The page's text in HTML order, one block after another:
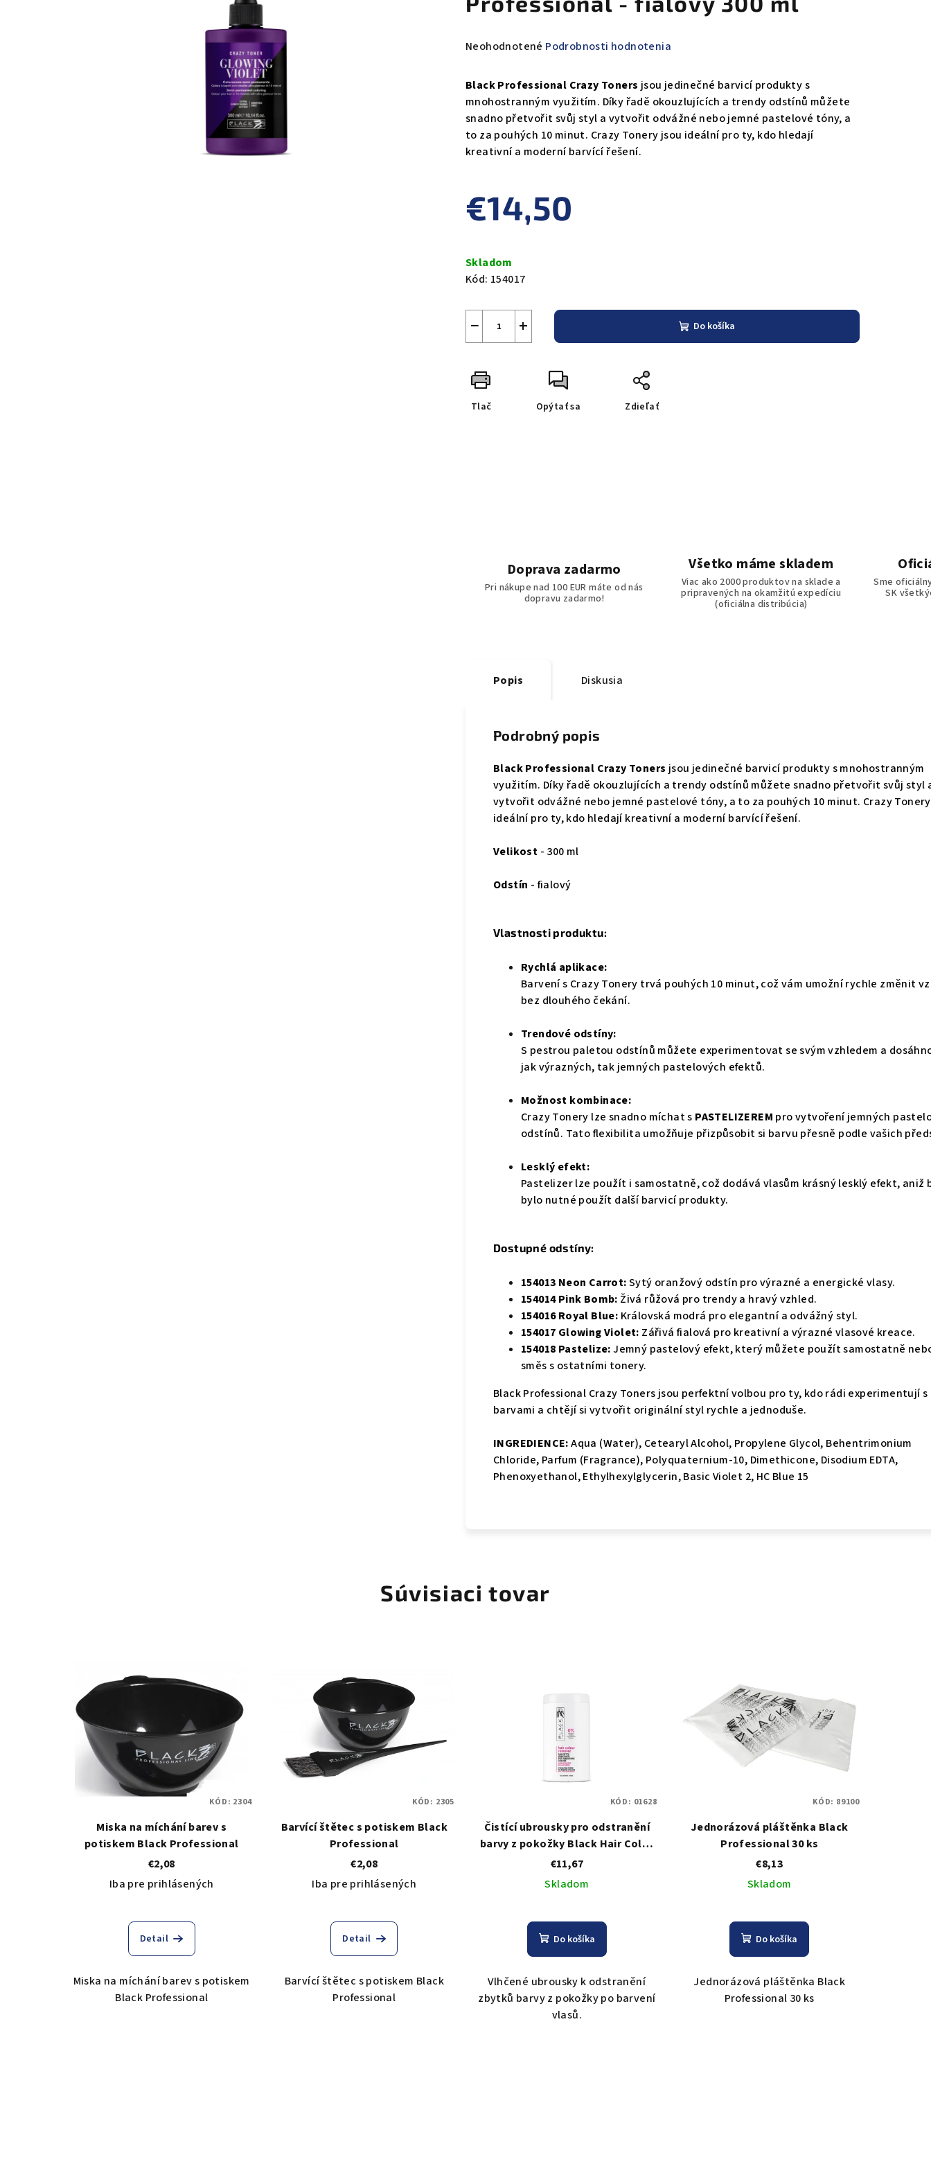
Priemerné
produktu
z
5
Neohodnotené Podrobnosti hodnotenia
Black Professional Crazy Toners jsou jedinečné barvicí produkty s
mnohostranným využitím. Díky řadě okouzlujících a trendy odstínů můžete
snadno přetvořit svůj styl a vytvořit odvážné nebo jemné pastelové tóny, a
to za pouhých 10 minut. Crazy Tonery jsou ideální pro ty, kdo hledají
kreativní a moderní barvící řešení.
€14,50
cena:
Skladom
Kód: 154017
+
− Do košíka
Tlač Opýtať sa Zdieľať
Doprava zadarmo
Pri nákupe nad 100 EUR máte od nás
dopravu zadarmo!
Všetko máme skladem
Viac ako 2000 produktov na sklade a
pripravených na okamžitú expedíciu
(oficiálna distribúcia)
Sme
SK
Popis Diskusia
Podrobný popis
Black Professional Crazy Toners jsou jedinečné barvicí produkty s mnohostranným
využitím. Díky řadě okouzlujících a trendy odstínů můžete snadno přetvořit svůj styl
vytvořit odvážné nebo jemné pastelové tóny, a to za pouhých 10 minut. Crazy
ideální pro ty, kdo hledají kreativní a moderní barvící řešení.
Velikost - 300 ml
Odstín - fialový
Vlastnosti produktu:
Rychlá aplikace:
Barvení s Crazy Tonery trvá pouhých 10 minut, což vám umožní rychle změnit
bez dlouhého čekání.
Trendové odstíny:
S pestrou paletou odstínů můžete experimentovat se svým vzhledem a
jak výrazných, tak jemných pastelových efektů.
Možnost kombinace:
Crazy Tonery lze snadno míchat s PASTELIZEREM pro vytvoření jemných
odstínů. Tato flexibilita umožňuje přizpůsobit si barvu přesně podle vašich
Lesklý efekt:
Pastelizer lze použít i samostatně, což dodává vlasům krásný lesklý efekt, aniž
bylo nutné použít další barvicí produkty.
Dostupné odstíny:
154013 Neon Carrot:Sytý oranžový odstín pro výrazné a energické vlasy.
154014 Pink Bomb: Živá růžová pro trendy a hravý vzhled.
154016 Royal Blue: Královská modrá pro elegantní a odvážný styl.
154017 Glowing Violet: Zářivá fialová pro kreativní a výrazné vlasové kreace.
154018 Pastelize:Jemný pastelový efekt, který můžete použít samostatně
směs s ostatními tonery.
Black Professional Crazy Toners jsou perfektní volbou pro ty, kdo rádi experimentují s
barvami a chtějí si vytvořit originální styl rychle a jednoduše.
INGREDIENCE:Aqua (Water), Cetearyl Alcohol, Propylene Glycol, Behentrimonium
Chloride, Parfum (Fragrance), Polyquaternium-10, Dimethicone, Disodium EDTA,
Phenoxyethanol, Ethylhexylglycerin, Basic Violet 2, HC Blue 15
Súvisiaci tovar
Miska na míchání barev s
potiskem Black Professional
€2,08
Iba pre prihlásených
Detail
Miska na míchání barev s potiskem
Black Professional
KÓD: 2304
Barvící štětec s potiskem Black
Professional
€2,08
Iba pre prihlásených
Detail
Barvící štětec s potiskem Black
Professional
KÓD: 2305
Čistící ubrousky pro odstranění
barvy z pokožky Black Hair Color
Remover - 100 ks
€11,67
Skladom
Do košíka
Vlhčené ubrousky k odstranění
zbytků barvy z pokožky po barvení
vlasů.
KÓD: 01628
Jednorázová pláštěnka Black
Professional 30 ks
€8,13
Skladom
Do košíka
Jednorázová pláštěnka Black
Professional 30 ks
KÓD: 89100